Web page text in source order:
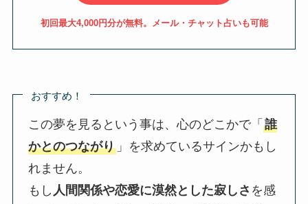
初回最大4,000円分が無料。メール・チャット占いも可能
おすすめ！
この夢を見るという事は、心のどこかで「誰
かとのつながり 」を求めているサインかもし
れません。
もし 人間関係や恋愛に漠然とした寂しさ を感